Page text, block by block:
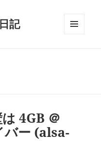
記
4GB ＠
ー (alsa-